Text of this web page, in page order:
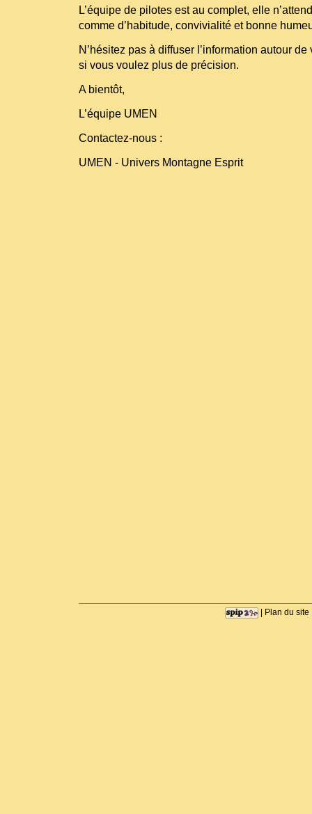
L’équipe de pilotes est au complet, elle
comme d’habitude, convivialité et bonne
N’hésitez pas à diffuser l’information autour
si vous voulez plus de précision.
A bientôt,
L’équipe UMEN
Contactez-nous :
UMEN - Univers Montagne Esprit
Plan du site